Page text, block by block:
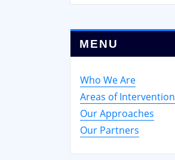
MENU
Who We Are
Areas of Intervention
Our Approaches
Our Partners